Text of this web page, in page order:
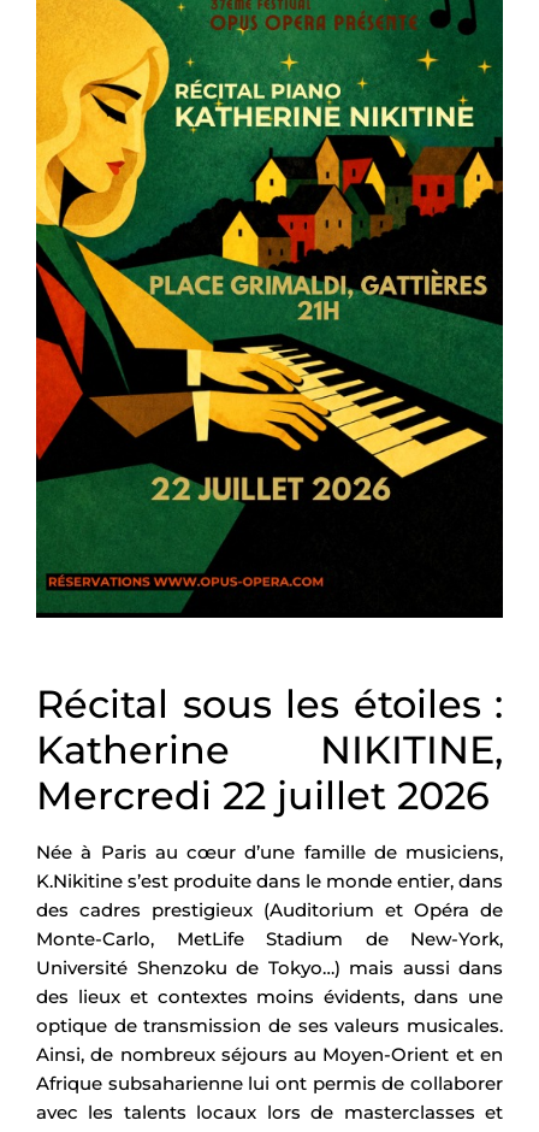
Récital sous les étoiles :
Katherine NIKITINE,
Mercredi 22 juillet 2026
Née à Paris au cœur d’une famille de musiciens,
K.Nikitine s’est produite dans le monde entier, dans
des cadres prestigieux (Auditorium et Opéra de
Monte-Carlo, MetLife Stadium de New-York,
Université Shenzoku de Tokyo…) mais aussi dans
des lieux et contextes moins évidents, dans une
optique de transmission de ses valeurs musicales.
Ainsi, de nombreux séjours au Moyen-Orient et en
Afrique subsaharienne lui ont permis de collaborer
avec les talents locaux lors de masterclasses et